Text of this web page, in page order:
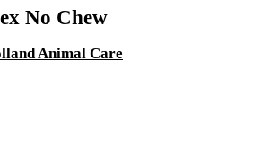
No Chew
Animal Care